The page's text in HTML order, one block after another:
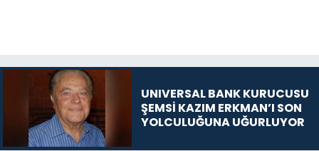
UNIVERSAL BANK KURUCUSU
ŞEMSİ KAZIM ERKMAN’I SON
YOLCULUĞUNA UĞURLUYOR